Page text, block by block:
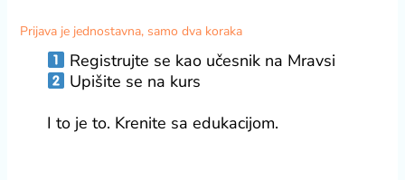
Prijava je jednostavna, samo dva koraka
Registrujte se kao učesnik na Mravsi
Upišite se na kurs
I to je to. Krenite sa edukacijom.